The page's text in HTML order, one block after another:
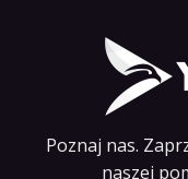
Poznaj nas.
naszej